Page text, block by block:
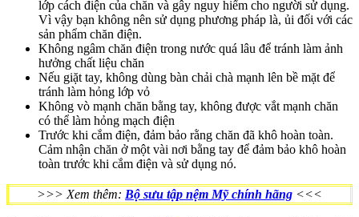
lớp cách điện của chăn và gây nguy hiểm cho người sử dụng.
Vì vậy bạn không nên sử dụng phương pháp là, ủi đối với các
sản phẩm chăn điện.
Không ngâm chăn điện trong nước quá lâu để tránh làm ảnh
hưởng chất liệu chăn
Nếu giặt tay, không dùng bàn chải chà mạnh lên bề mặt để
tránh làm hỏng lớp vỏ
Không vò mạnh chăn bằng tay, không được vắt mạnh chăn
có thể làm hỏng mạch điện
Trước khi cắm điện, đảm bảo rằng chăn đã khô hoàn toàn.
Cảm nhận chăn ở một vài nơi bằng tay để đảm bảo khô hoàn
toàn trước khi cắm điện và sử dụng nó.
>>> Xem thêm: Bộ sưu tập nệm Mỹ chính hãng <<<